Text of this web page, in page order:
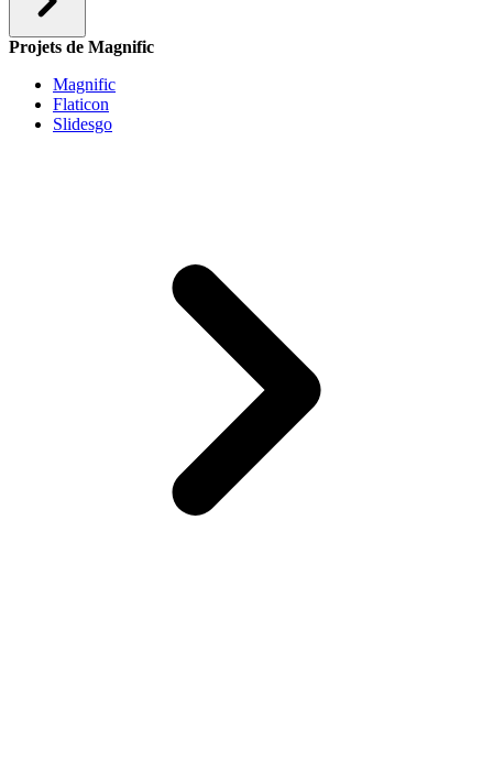
Projets de Magnific
Magnific
Flaticon
Slidesgo